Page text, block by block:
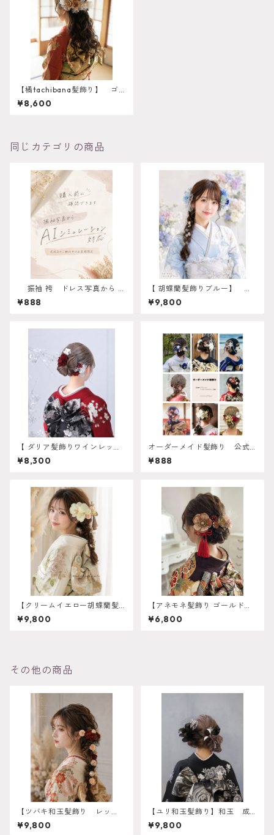
【橘tachibana髪飾り】 ゴ
ールド ウェディング 袴
振袖 成人式 ヘアドレス
¥8,600
同じカテゴリの商品
振袖 袴 ドレス写真から AI
シミュレーション対応 振
袖 成人式 卒業式 袴 ヘ
¥888
【 胡蝶蘭髪飾りブルー】 成
人式 卒業式 振袖 袴 結婚式 オ
ーダーメイド対応】成人式 卒
¥9,800
【 ダリア髪飾りワインレッド
】 成人式 卒業式 振袖 袴 結
婚式 オーダーメイド対応】成
¥8,300
オーダーメイド髪飾り 公式LI
NEより受付中 振袖 成人
式 卒業式 袴 ヘアアレン
¥888
【クリームイエロー胡蝶蘭髪
飾り 胡蝶蘭髪飾り 】ホワイト
ゴールド 成人式 卒業式 振袖
¥9,800
【アネモネ髪飾り ゴールド
オレンジ】残り一点 再販は
不可 成人式 卒業式 振袖 袴
¥6,800
その他の商品
【ツバキ和玉髪飾り レッ
ド】 袴 振袖 成人式 ヘ
アドレス ヘアパーツ プリ
¥9,800
【ユリ和玉髪飾り】和玉 成
人式 卒業式 結婚式 k-011
6
¥9,800